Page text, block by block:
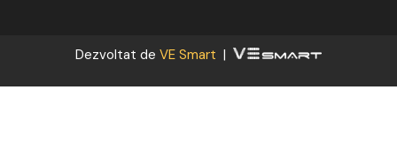
Dezvoltat de VE Smart |